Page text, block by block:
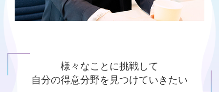
様々なことに挑戦して
自分の得意分野を見つけていきたい